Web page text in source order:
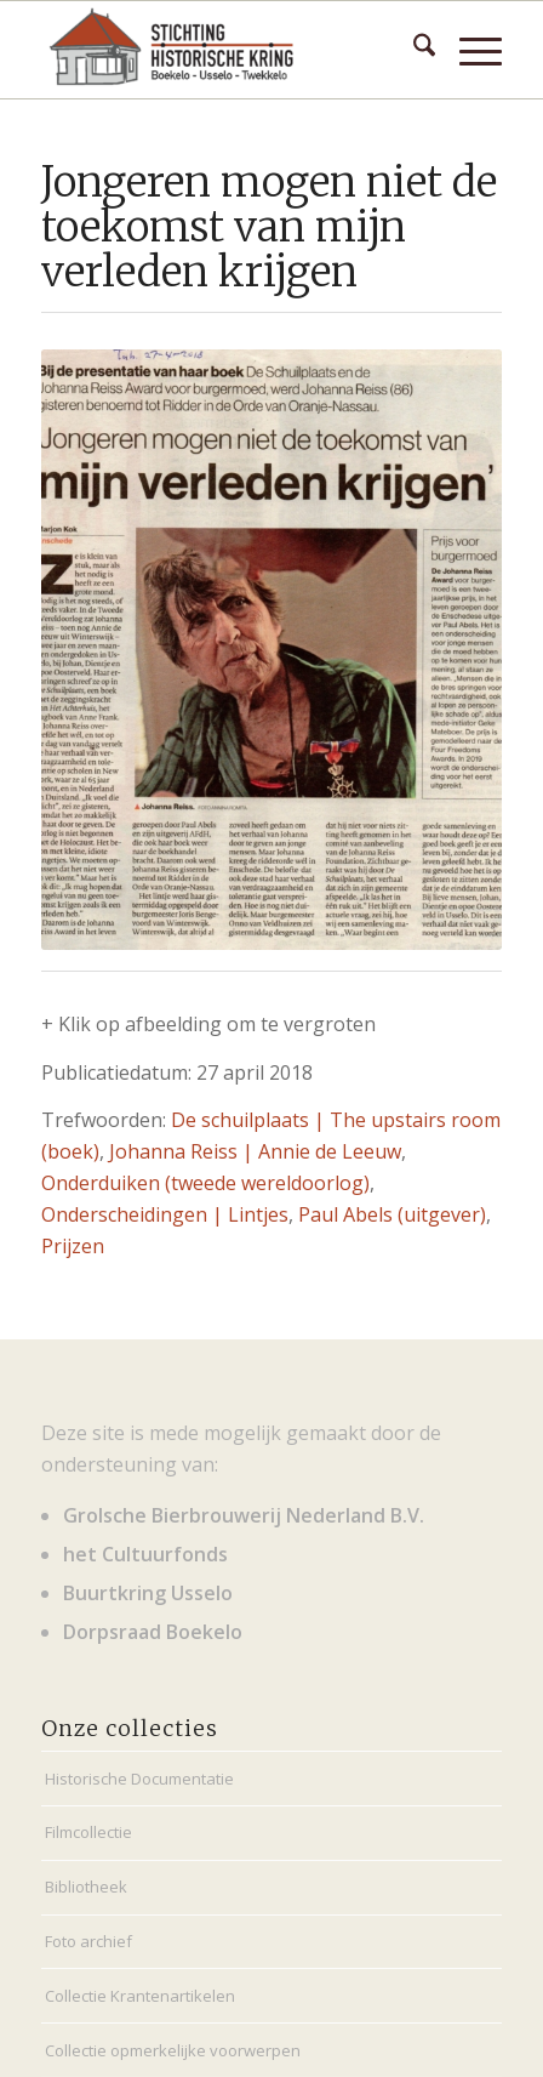
Jongeren mogen niet de
toekomst van mijn
verleden krijgen
+ Klik op afbeelding om te vergroten
Publicatiedatum: 27 april 2018
Trefwoorden: De schuilplaats | The upstairs room
(boek), Johanna Reiss | Annie de Leeuw,
Onderduiken (tweede wereldoorlog),
Onderscheidingen | Lintjes, Paul Abels (uitgever),
Prijzen
Deze site is mede mogelijk gemaakt door de
ondersteuning van:
Grolsche Bierbrouwerij Nederland B.V.
het Cultuurfonds
Buurtkring Usselo
Dorpsraad Boekelo
Onze collecties
Historische Documentatie
Filmcollectie
Bibliotheek
Foto archief
Collectie Krantenartikelen
Collectie opmerkelijke voorwerpen